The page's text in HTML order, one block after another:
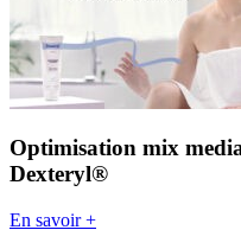
Optimisation mix
Dexteryl®
En savoir +